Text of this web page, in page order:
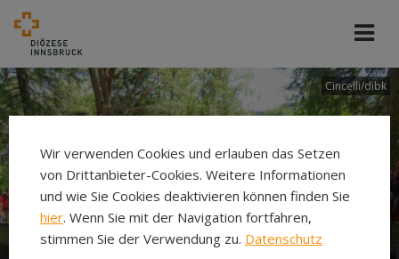
Cincelli/dibk
Wir verwenden Cookies und erlauben das Setzen
von Drittanbieter-Cookies. Weitere Informationen
und wie Sie Cookies deaktivieren können finden Sie
hier. Wenn Sie mit der Navigation fortfahren,
stimmen Sie der Verwendung zu. Datenschutz